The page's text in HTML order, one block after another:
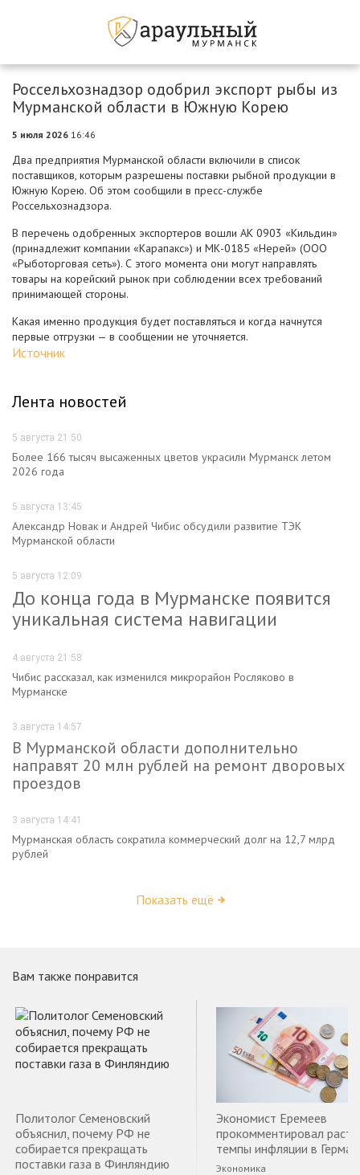
Россельхознадзор одобрил экспорт рыбы из
Мурманской области в Южную Корею
5 июля 2026 16:46
Два предприятия Мурманской области включили в список
поставщиков, которым разрешены поставки рыбной продукции в
Южную Корею. Об этом сообщили в пресс-службе
Россельхознадзора.
В перечень одобренных экспортеров вошли АК 0903 «Кильдин»
(принадлежит компании «Карапакс») и МК-0185 «Нерей» (ООО
«Рыботорговая сеть»). С этого момента они могут направлять
товары на корейский рынок при соблюдении всех требований
принимающей стороны.
Какая именно продукция будет поставляться и когда начнутся
первые отгрузки — в сообщении не уточняется.
Источник
Лента новостей
5 августа 21:50
Более 166 тысяч высаженных цветов украсили Мурманск летом
2026 года
5 августа 13:45
Александр Новак и Андрей Чибис обсудили развитие ТЭК
Мурманской области
5 августа 12:09
До конца года в Мурманске появится
уникальная система навигации
4 августа 21:58
Чибис рассказал, как изменился микрорайон Росляково в
Мурманске
3 августа 14:57
В Мурманской области дополнительно
направят 20 млн рублей на ремонт дворовых
проездов
3 августа 14:41
Мурманская область сократила коммерческий долг на 12,7 млрд
рублей
Показать ещё
Вам также понравится
Политолог Семеновский
объяснил, почему РФ не
собирается прекращать
поставки газа в Финляндию
Экономист Еремеев
прокомментировал
темпы инфляции в
Экономика